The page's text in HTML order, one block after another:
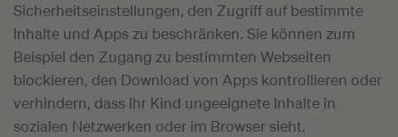
Sicherheitseinstellungen, den Zugriff auf bestimmte
Inhalte und Apps zu beschränken. Sie können zum
Beispiel den Zugang zu bestimmten Webseiten
blockieren, den Download von Apps kontrollieren oder
verhindern, dass Ihr Kind ungeeignete Inhalte in
sozialen Netzwerken oder im Browser sieht.